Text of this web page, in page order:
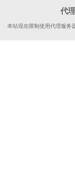
代
本站现在限制使用代理服务